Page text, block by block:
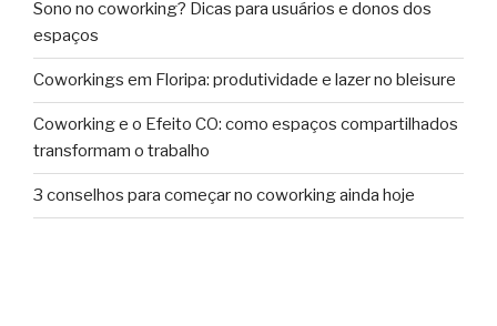
Sono no coworking? Dicas para usuários e donos dos
espaços
Coworkings em Floripa: produtividade e lazer no bleisure
Coworking e o Efeito CO: como espaços compartilhados
transformam o trabalho
3 conselhos para começar no coworking ainda hoje